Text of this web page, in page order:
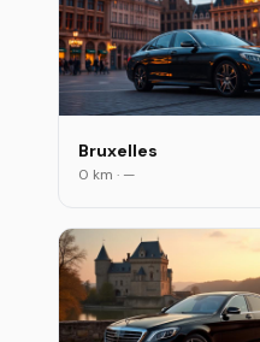
Bruxelles
0 km · —